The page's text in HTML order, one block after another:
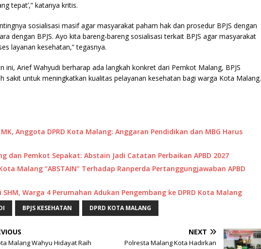
tepat’,” katanya kritis.
sosialisasi masif agar masyarakat paham hak dan prosedur BPJS dengan
dengan BPJS. Ayo kita bareng-bareng sosialisasi terkait BPJS agar masyarakat
layanan kesehatan,” tegasnya.
ini, Arief Wahyudi berharap ada langkah konkret dari Pemkot Malang, BPJS
sakit untuk meningkatkan kualitas pelayanan kesehatan bagi warga Kota Malang.
Anggota DPRD Kota Malang: Anggaran Pendidikan dan MBG Harus
dan Pemkot Sepakat: Abstain Jadi Catatan Perbaikan APBD 2027
Kota Malang “ABSTAIN” Terhadap Ranperda Pertanggungjawaban APBD
SHM, Warga 4 Perumahan Adukan Pengembang ke DPRD Kota Malang
BPJS KESEHATAN DPRD KOTA MALANG
Malang Wahyu Hidayat Raih
NEXT
Polresta Malang Kota Hadirkan